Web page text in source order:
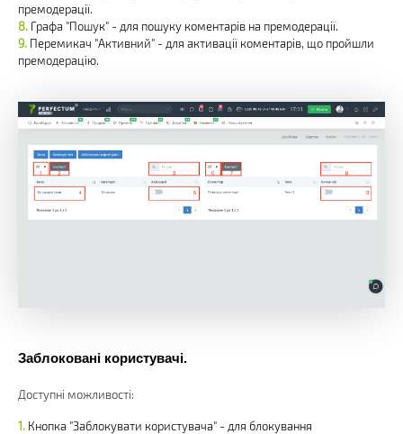
премодерації.
Графа "Пошук" - для пошуку коментарів на премодерації.
Перемикач "Активний" - для активації коментарів, що пройшли
премодерацію.
Заблоковані користувачі.
Доступні можливості:
Кнопка "Заблокувати користувача" - для блокування